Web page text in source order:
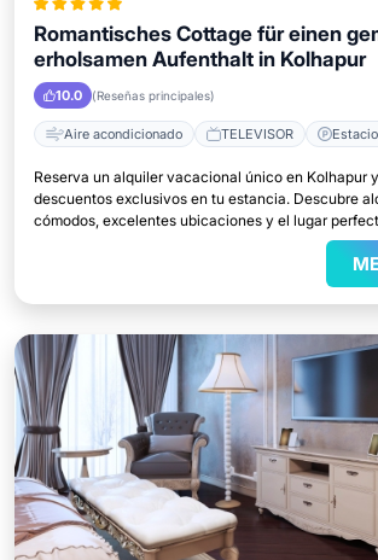
Romantisches Cottage für einen
erholsamen Aufenthalt in Kolhapur
10.0 (Reseñas principales)
Aire acondicionado TELEVISOR
Reserva un alquiler vacacional único en Kolhapur
descuentos exclusivos en tu estancia. Descubre
cómodos, excelentes ubicaciones y el lugar